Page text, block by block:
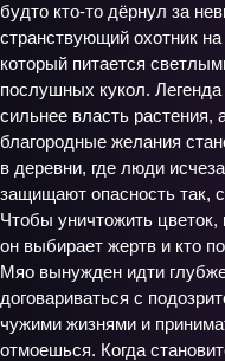
будто кто-то дёрнул за
странствующий охотник
который питается
послушных кукол.
сильнее власть
благородные желания
в деревни, где люди
защищают опасность так,
Чтобы уничтожить
он выбирает жертв и кто
Мяо вынужден идти
договариваться с
чужими жизнями и
отмоешься. Когда